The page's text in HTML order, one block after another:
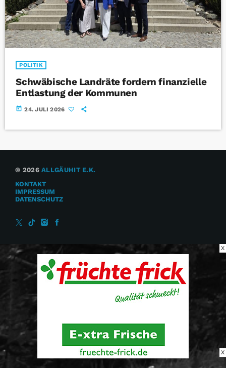
POLITIK
Schwäbische Landräte fordern finanzielle
Entlastung der Kommunen
today 24. JULI 2026
© 2026ALLGÄUHIT E.K.
KONTAKT
IMPRESSUM
DATENSCHUTZ
X
X